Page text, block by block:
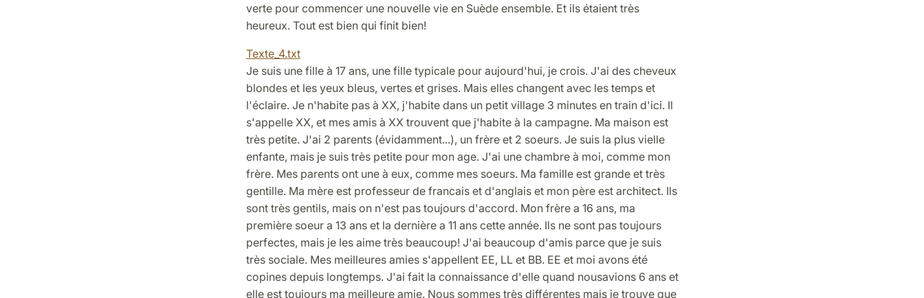
verte pour commencer une nouvelle vie en Suède ensemble. Et ils étaient très
heureux. Tout est bien qui finit bien!
Texte_4.txt
Je suis une fille à 17 ans, une fille typicale pour aujourd'hui, je crois. J'ai des cheveux
blondes et les yeux bleus, vertes et grises. Mais elles changent avec les temps et
l'éclaire. Je n'habite pas à XX, j'habite dans un petit village 3 minutes en train d'ici. Il
s'appelle XX, et mes amis à XX trouvent que j'habite à la campagne. Ma maison est
très petite. J'ai 2 parents (évidamment...), un frère et 2 soeurs. Je suis la plus vielle
enfante, mais je suis très petite pour mon age. J'ai une chambre à moi, comme mon
frère. Mes parents ont une à eux, comme mes soeurs. Ma famille est grande et très
gentille. Ma mère est professeur de francais et d'anglais et mon père est architect. Ils
sont très gentils, mais on n'est pas toujours d'accord. Mon frère a 16 ans, ma
première soeur a 13 ans et la dernière a 11 ans cette année. Ils ne sont pas toujours
perfectes, mais je les aime très beaucoup! J'ai beaucoup d'amis parce que je suis
très sociale. Mes meilleures amies s'appellent EE, LL et BB. EE et moi avons été
copines depuis longtemps. J'ai fait la connaissance d'elle quand nousavions 6 ans et
elle est toujours ma meilleure amie. Nous sommes très différentes mais je trouve que